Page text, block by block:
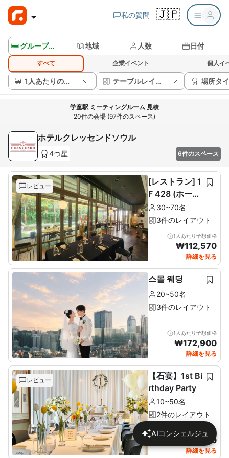
私の質問 🇯🇵
🛏️ グループルームを見る 地域 人数 日付
すべて 企業イベント 個人イ
1人あたりの価格 テーブルレイアウト 場所タ
学童駅 ミーティングルーム 見積
20件の会場 (97件のスペース)
ホテルクレッセンドソウル
4つ星 6件のスペース
レビュー
[レストラン] 1
F 428 (ホール
60席+ルーム1
0席)
30~70名
3件のレイアウト
1人あたり予想価格
₩112,570
詳細を見る
스몰 웨딩
20~50名
3件のレイアウト
1人あたり予想価格
₩172,900
詳細を見る
レビュー
【石宴】1st Bi
rthday Party
10~50名
2件のレイアウト
1人あたり予想価格
137,680
詳細を見る
AIコンシェルジュ